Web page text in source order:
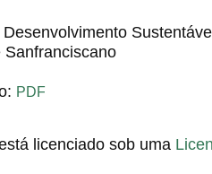
Sanfranciscano
PDF
licenciado sob uma